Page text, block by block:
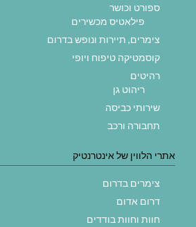
ספורט וכושר
פילאטיס מכשירים
צימרים, תיירות ונופש בדרום
קוסמטיקה טיפוח ויופי
רהיטים
ריהוט גן
שירותי כביסה
תחבורה ורכב
אתרי הלווין של אינטרנטיק
צימרים בדרום
דרום אדום
חוות וחוות בודדים